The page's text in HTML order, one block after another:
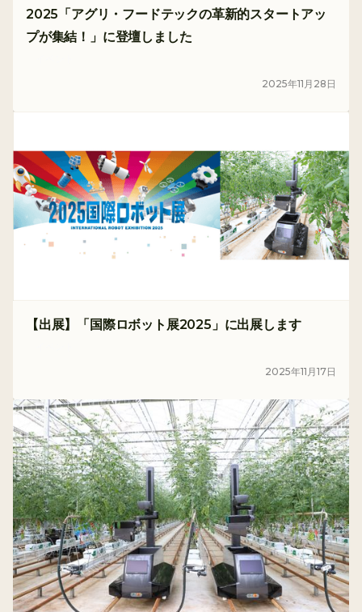
2025「アグリ・フードテックの革新的スタートアッ
プが集結！」に登壇しました
2025年11 月 28 日
【出展】「国際ロボット展2025」に出展します
2025年11 月17日